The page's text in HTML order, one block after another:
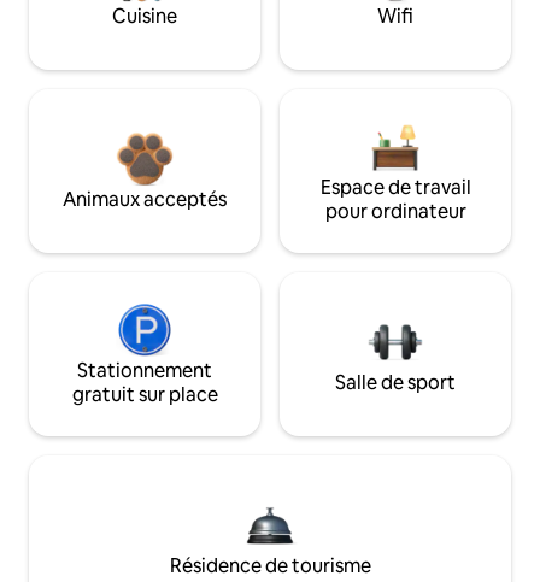
Cuisine Wifi
Animaux acceptés
Espace de travail
pour ordinateur
Stationnement
gratuit sur place
Salle de sport
Résidence de tourisme